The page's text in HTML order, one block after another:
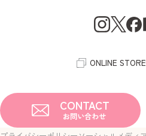
ONLINE STORE
CONTACT
お問い合わせ
コーポレートガバナンス